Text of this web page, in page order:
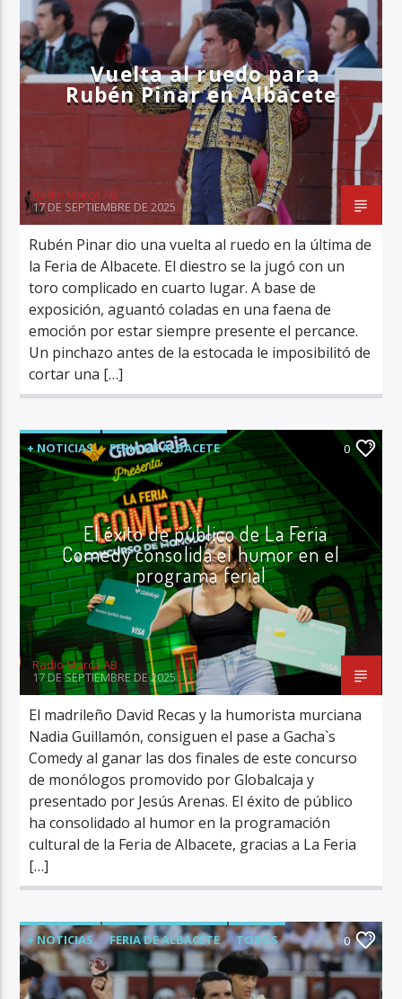
ÚLTIMA HORA
Vuelta al ruedo para
Rubén Pinar en Albacete
Radio Marca AB
17 DE SEPTIEMBRE DE 2025
Rubén Pinar dio una vuelta al ruedo en la última de
la Feria de Albacete. El diestro se la jugó con un
toro complicado en cuarto lugar. A base de
exposición, aguantó coladas en una faena de
emoción por estar siempre presente el percance.
Un pinchazo antes de la estocada le imposibilitó de
cortar una […]
+ NOTICIAS
FERIA DE ALBACETE
ÚLTIMA HORA
0
El éxito de público de La Feria
Comedy consolida el humor en el
programa ferial
Radio Marca AB
17 DE SEPTIEMBRE DE 2025
El madrileño David Recas y la humorista murciana
Nadia Guillamón, consiguen el pase a Gacha`s
Comedy al ganar las dos finales de este concurso
de monólogos promovido por Globalcaja y
presentado por Jesús Arenas. El éxito de público
ha consolidado al humor en la programación
cultural de la Feria de Albacete, gracias a La Feria
[…]
+ NOTICIAS FERIA DE ALBACETE
TOROS
ÚLTIMA HORA
0